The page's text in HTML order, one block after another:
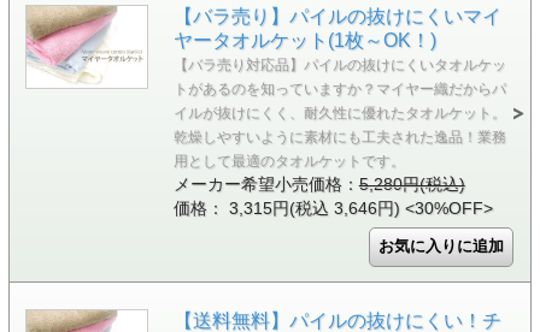
【バラ売り】パイルの抜けにくいマイ
ヤータオルケット(1枚～OK！)
【バラ売り対応品】パイルの抜けにくいタオルケッ
トがあるのを知っていますか？マイヤー織だからパ
イルが抜けにくく、耐久性に優れたタオルケット。
乾燥しやすいように素材にも工夫された逸品！業務
用として最適のタオルケットです。
メーカー希望小売価格：5,280円(税込)
価格： 3,315円(税込 3,646円) <30%OFF>
【送料無料】パイルの抜けにくい！チ